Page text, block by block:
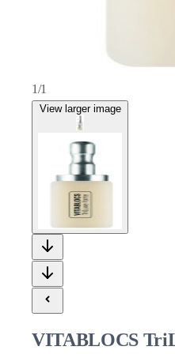
1/1
View larger image
VITABLOCS